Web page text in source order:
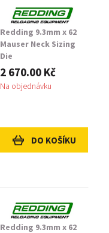
Redding 9.3mm x 62
Mauser Neck Sizing
Die
2 670.00 Kč
Na objednávku
DO KOŠÍKU
Redding 9.3mm x 62